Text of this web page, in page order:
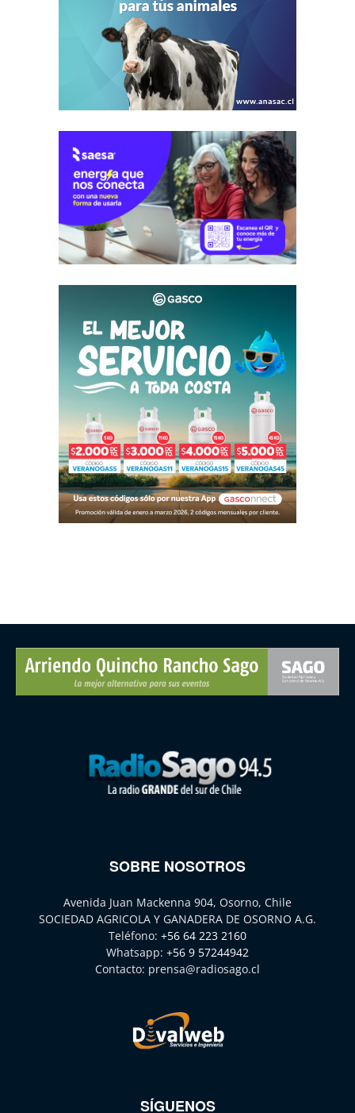
SOBRE NOSOTROS
Avenida Juan Mackenna 904, Osorno, Chile
SOCIEDAD AGRICOLA Y GANADERA DE OSORNO A.G.
Teléfono: +56 64 223 2160
Whatsapp: +56 9 57244942
Contacto: prensa@radiosago.cl
SÍGUENOS